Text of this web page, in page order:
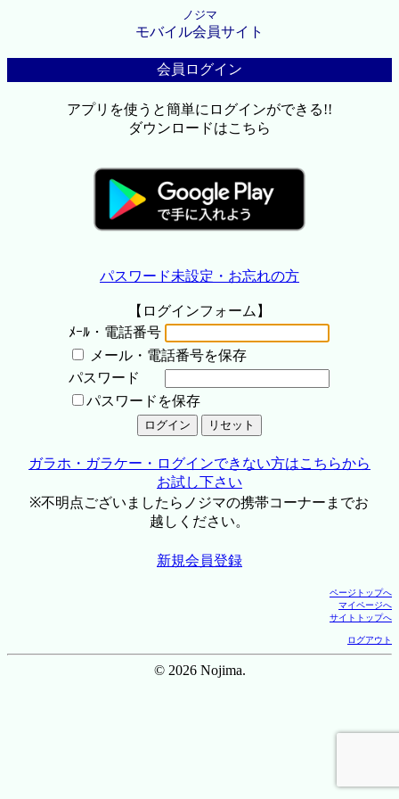
ノジマ
モバイル会員サイト
会員ログイン
アプリを使うと簡単にログインができる!!
ダウンロードはこちら
パスワード未設定・お忘れの方
【ログインフォーム】
ﾒｰﾙ・電話番号
メール・電話番号を保存
パスワード
パスワードを保存
ガラホ・ガラケー・ログインできない方はこちらから
お試し下さい
※不明点ございましたらノジマの携帯コーナーまでお
越しください。
新規会員登録
ページトップへ
マイページへ
サイトトップへ
ログアウト
© 2026 Nojima.